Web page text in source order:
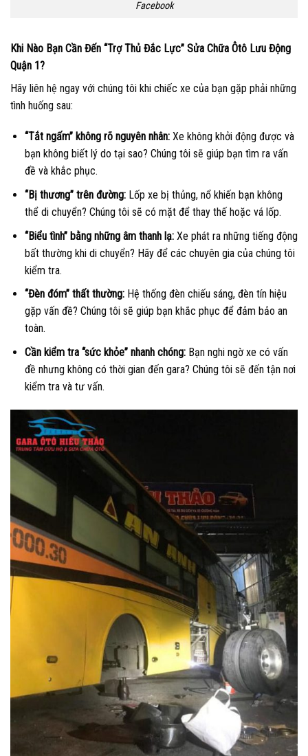
Facebook
Khi Nào Bạn Cần Đến “Trợ Thủ Đắc Lực” Sửa Chữa Ôtô Lưu Động
Quận 1?
Hãy liên hệ ngay với chúng tôi khi chiếc xe của bạn gặp phải những
tình huống sau:
“Tắt ngấm” không rõ nguyên nhân:Xe không khởi động được và
bạn không biết lý do tại sao? Chúng tôi sẽ giúp bạn tìm ra vấn
đề và khắc phục.
“Bị thương” trên đường:Lốp xe bị thủng, nổ khiến bạn không
thể di chuyển? Chúng tôi sẽ có mặt để thay thế hoặc vá lốp.
“Biểu tình” bằng những âm thanh lạ:Xe phát ra những tiếng động
bất thường khi di chuyển? Hãy để các chuyên gia của chúng tôi
kiểm tra.
“Đèn đóm” thất thường:Hệ thống đèn chiếu sáng, đèn tín hiệu
gặp vấn đề? Chúng tôi sẽ giúp bạn khắc phục để đảm bảo an
toàn.
Cần kiểm tra “sức khỏe” nhanh chóng:Bạn nghi ngờ xe có vấn
đề nhưng không có thời gian đến gara? Chúng tôi sẽ đến tận nơi
kiểm tra và tư vấn.